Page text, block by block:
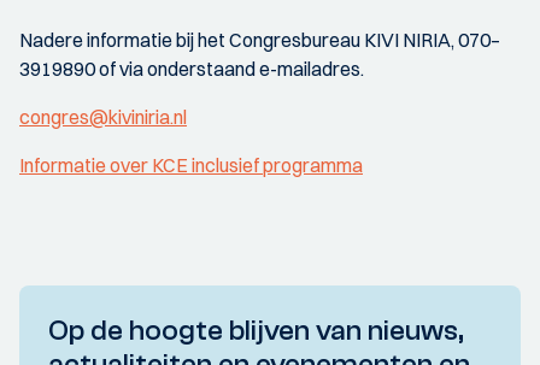
Nadere informatie bij het Congresbureau KIVI NIRIA, 070–
3919890 of via onderstaand e-mailadres.
congres@kiviniria.nl
Informatie over KCE inclusief programma
Op de hoogte blijven van nieuws,